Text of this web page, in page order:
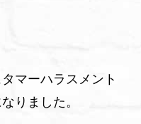
マーハラスメント
りました。